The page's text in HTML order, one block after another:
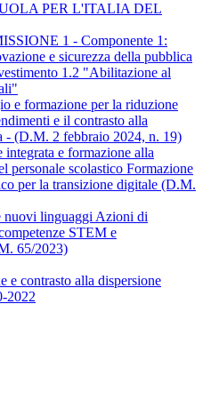
PER L'ITALIA DEL
1 - Componente 1:
e sicurezza della pubblica
1.2 "Abilitazione al
e formazione per la riduzione
e il contrasto alla
- (D.M. 2 febbraio 2024, n. 19)
e formazione alla
personale scolastico Formazione
per la transizione digitale (D.M.
nuovi linguaggi Azioni di
STEM e
65/2023)
e contrasto alla dispersione
2022